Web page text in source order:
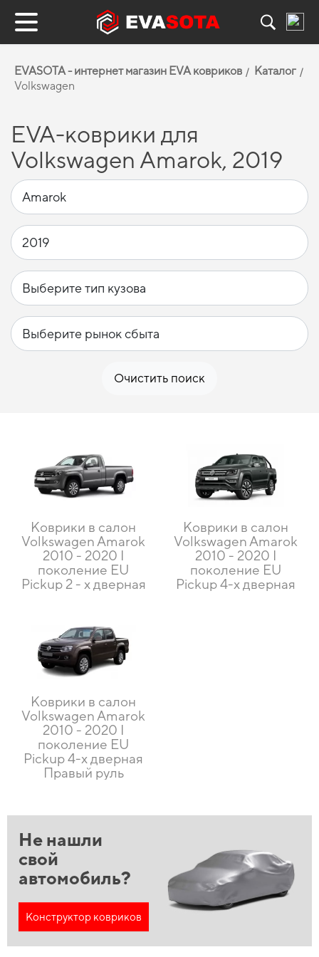
EVASOTA - интернет магазин EVA ковриков
Каталог
Volkswagen
EVA-коврики для
Volkswagen Amarok, 2019
Очистить поиск
Коврики в салон
Volkswagen Amarok
2010 - 2020 I
поколение EU
Pickup 2 - х дверная
Коврики в салон
Volkswagen Amarok
2010 - 2020 I
поколение EU
Pickup 4-х дверная
Коврики в салон
Volkswagen Amarok
2010 - 2020 I
поколение EU
Pickup 4-х дверная
Правый руль
Не нашли
свой
автомобиль?
Конструктор ковриков